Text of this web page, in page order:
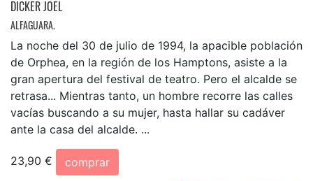
DICKER JOËL
ALFAGUARA.
La noche del 30 de julio de 1994, la apacible población
de Orphea, en la región de los Hamptons, asiste a la
gran apertura del festival de teatro. Pero el alcalde se
retrasa... Mientras tanto, un hombre recorre las calles
vacías buscando a su mujer, hasta hallar su cadáver
ante la casa del alcalde. ...
23,90 €
comprar